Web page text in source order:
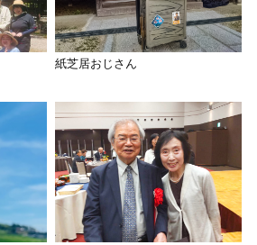
紙芝居おじさん